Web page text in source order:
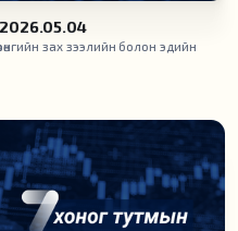
зах зээлийн болон эдийн